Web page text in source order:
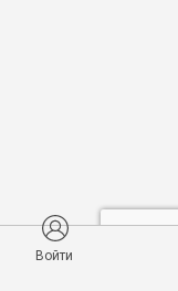
Войти